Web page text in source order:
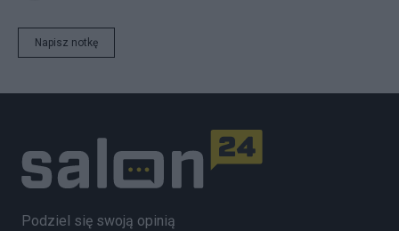
Napisz notkę
Podziel się swoją opinią